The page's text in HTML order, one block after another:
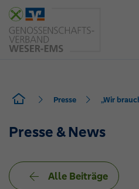
Presse „Wir
Presse & News
Alle Beiträge